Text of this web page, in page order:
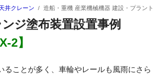
井クレーン / 造船・重機 産業機械機器 建設・プラント
ジ塗布装置設置事例
2】
ことが多く、車輪やレールも風雨にさら